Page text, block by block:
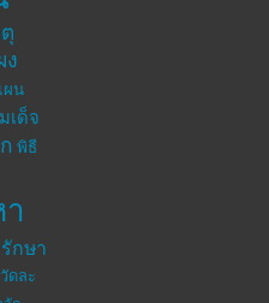
ง
ผน
เด็จ
พิธี
รักษา
วัดละ